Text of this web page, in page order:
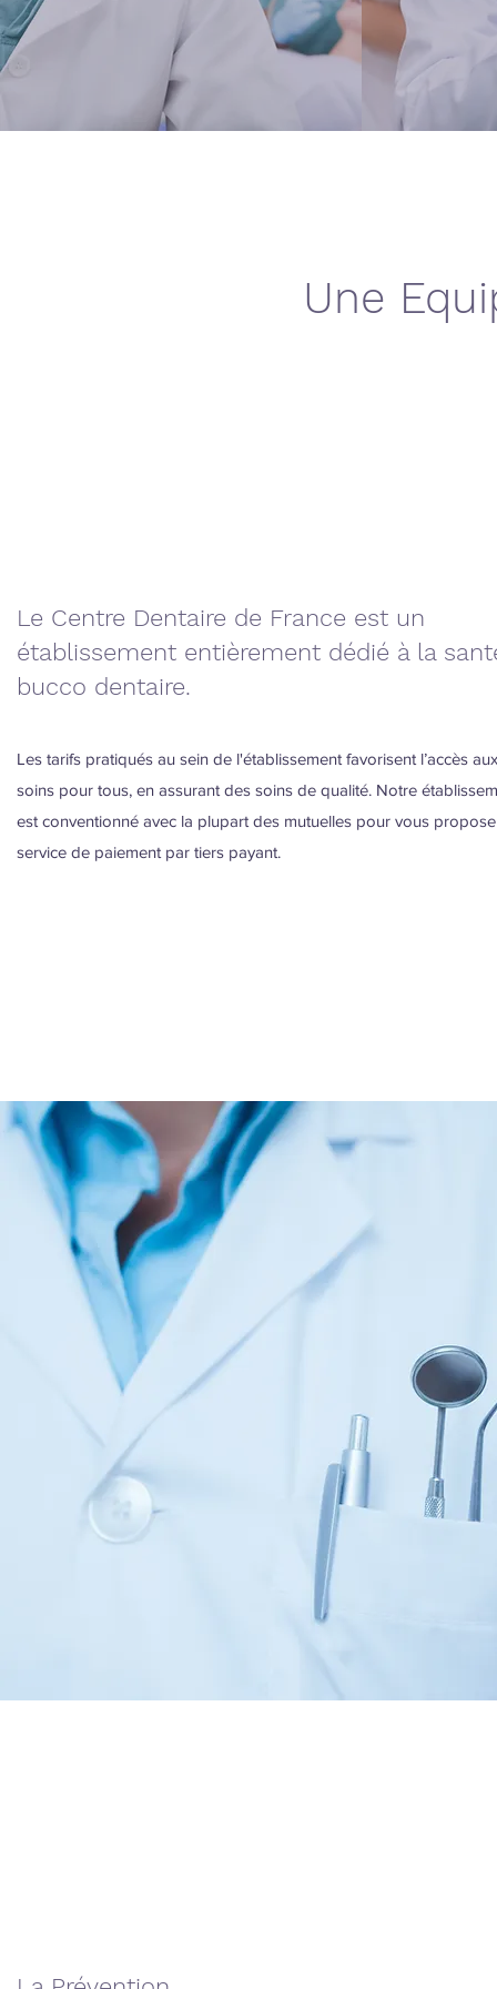
Une
Le Centre Dentaire de France est un
établissement entièrement dédié à la
bucco dentaire.
Les tarifs pratiqués au sein de l'établissement favorisent l’accès aux
soins pour tous, en assurant des soins de qualité. Notre
est conventionné avec la plupart des mutuelles pour vous
service de paiement par tiers payant.